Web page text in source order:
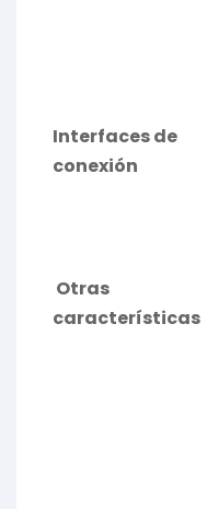
Interfaces de
conexión
Otras
características